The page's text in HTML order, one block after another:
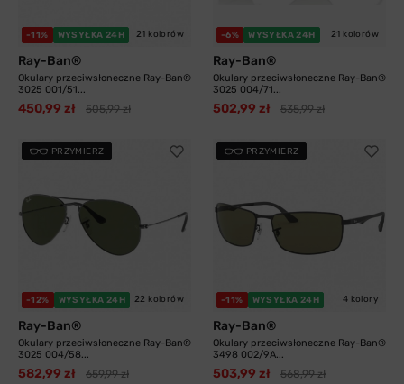
-11% WYSYŁKA 24H 21 kolorów
Ray-Ban®
Okulary przeciwsłoneczne Ray-Ban®
3025 001/51...
450,99 zł 505,99 zł
-6% WYSYŁKA 24H 21 kolorów
Ray-Ban®
Okulary przeciwsłoneczne Ray-Ban®
3025 004/71...
502,99 zł 535,99 zł
PRZYMIERZ
-12% WYSYŁKA 24H 22 kolorów
Ray-Ban®
Okulary przeciwsłoneczne Ray-Ban®
3025 004/58...
582,99 zł 659,99 zł
PRZYMIERZ
-11% WYSYŁKA 24H 4 kolory
Ray-Ban®
Okulary przeciwsłoneczne Ray-Ban®
3498 002/9A...
503,99 zł 568,99 zł